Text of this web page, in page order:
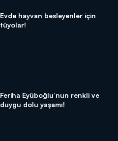
Evde hayvan besleyenler için
tüyolar!
Feriha Eyüboğlu’nun renkli ve
duygu dolu yaşamı!